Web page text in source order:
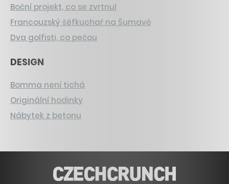
Boční projekt, co se zvrtnul
Francouzský šéfkuchař na Šumavě
Dva golfisti, co pečou
DESIGN
Bomma není tichá
Originální hodinky
Nábytek z betonu